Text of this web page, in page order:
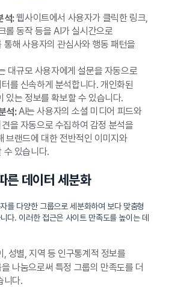
석:웹사이트에서 사용자가 클릭한 링크,
롤 동작 등을 AI가 실시간으로
통해 사용자의 관심사와 행동 패턴을
대규모 사용자에게 설문을 자동으로
를 신속하게 분석합니다. 개인화된
있는 정보를 확보할 수 있습니다.
석:AI는 사용자의 소셜 미디어 피드와
을 자동으로 수집하여 감정 분석을
브랜드에 대한 전반적인 이미지와
수 있습니다.
른 데이터 세분화
를 다양한 그룹으로 세분화하여 보다 맞춤형
다. 이러한 접근은 사이트 만족도를 높이는 데
성별, 지역 등 인구통계적 정보를
나눔으로써 특정 그룹의 만족도를 더
니다.